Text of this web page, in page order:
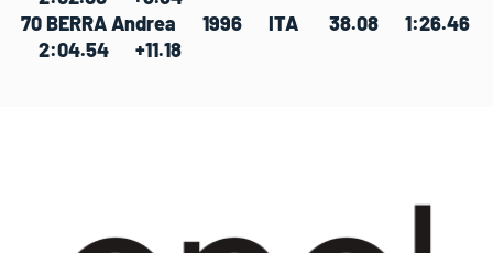
70 BERRA Andrea 1996 ITA 38.08 1:26.46
2:04.54 +11.18